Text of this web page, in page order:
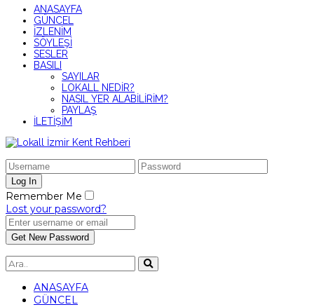
ANASAYFA
GÜNCEL
İZLENİM
SÖYLEŞİ
SESLER
BASILI
SAYILAR
LOKALL NEDİR?
NASIL YER ALABİLİRİM?
PAYLAŞ
İLETİŞİM
Remember Me
Lost your password?
ANASAYFA
GÜNCEL